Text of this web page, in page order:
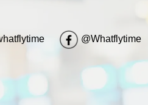
@Whatflytime